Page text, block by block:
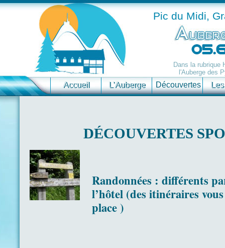
Pic du Midi,
Dans la rubrique
l'Auberge des
Accueil L’Auberge Découvertes
DÉCOUVERTES
Randonnées : différents
l’hôtel (des itinéraires
place )